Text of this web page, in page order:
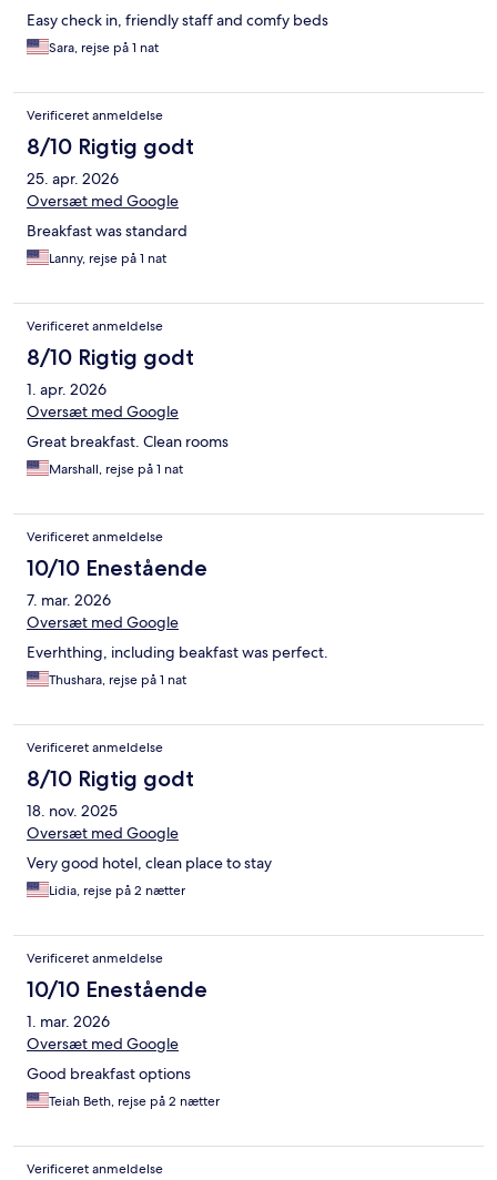
Easy check in, friendly staff and comfy beds
Sara, rejse på 1 nat
Verificeret anmeldelse
8/10 Rigtig godt
25. apr. 2026
Oversæt med Google
Breakfast was standard
Lanny, rejse på 1 nat
Verificeret anmeldelse
8/10 Rigtig godt
1. apr. 2026
Oversæt med Google
Great breakfast. Clean rooms
Marshall, rejse på 1 nat
Verificeret anmeldelse
10/10 Enestående
7. mar. 2026
Oversæt med Google
Everhthing, including beakfast was perfect.
Thushara, rejse på 1 nat
Verificeret anmeldelse
8/10 Rigtig godt
18. nov. 2025
Oversæt med Google
Very good hotel, clean place to stay
Lidia, rejse på 2 nætter
Verificeret anmeldelse
10/10 Enestående
1. mar. 2026
Oversæt med Google
Good breakfast options
Teiah Beth, rejse på 2 nætter
Verificeret anmeldelse